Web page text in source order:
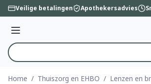
Ga naar de inhoud
Veilige betalingen Apothekersadvies
Menu
Product, merk, categorie...
Home / Thuiszorg en EHBO / Lenzen en